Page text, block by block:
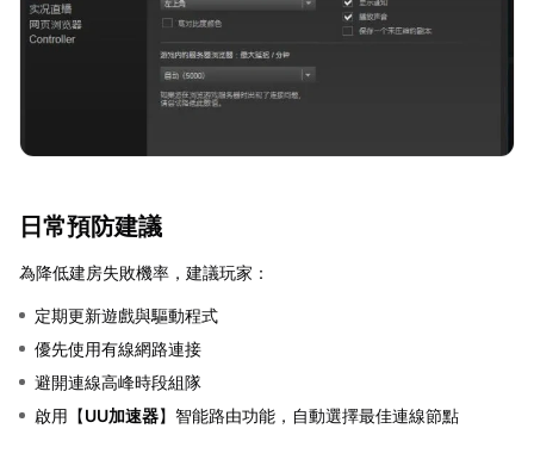
日常預防建議
為降低建房失敗機率，建議玩家：
定期更新遊戲與驅動程式
優先使用有線網路連接
避開連線高峰時段組隊
啟用【UU加速器】智能路由功能，自動選擇最佳連線節點